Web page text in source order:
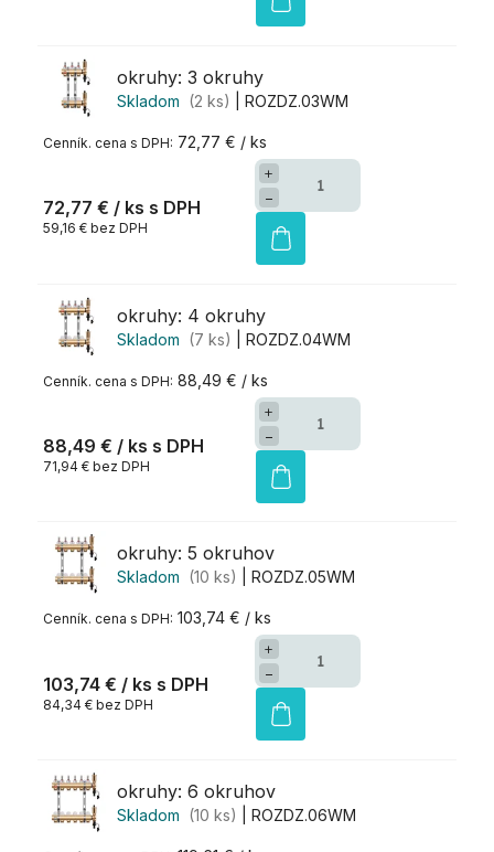
okruhy: 3 okruhy
Skladom (2 ks) | ROZDZ.03WM
72,77 € / ks
72,77 € / ks
59,16 € bez DPH
+
−
okruhy: 4 okruhy
Skladom (7 ks) | ROZDZ.04WM
88,49 € / ks
88,49 € / ks
71,94 € bez DPH
+
−
okruhy: 5 okruhov
Skladom (10 ks) | ROZDZ.05WM
103,74 € / ks
103,74 € / ks
84,34 € bez DPH
+
−
okruhy: 6 okruhov
Skladom (10 ks) | ROZDZ.06WM